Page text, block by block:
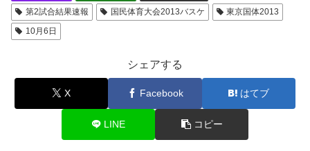
第2試合結果速報
国民体育大会2013バスケ
東京国体2013
10月6日
シェアする
X Facebook はてブ
LINE コピー